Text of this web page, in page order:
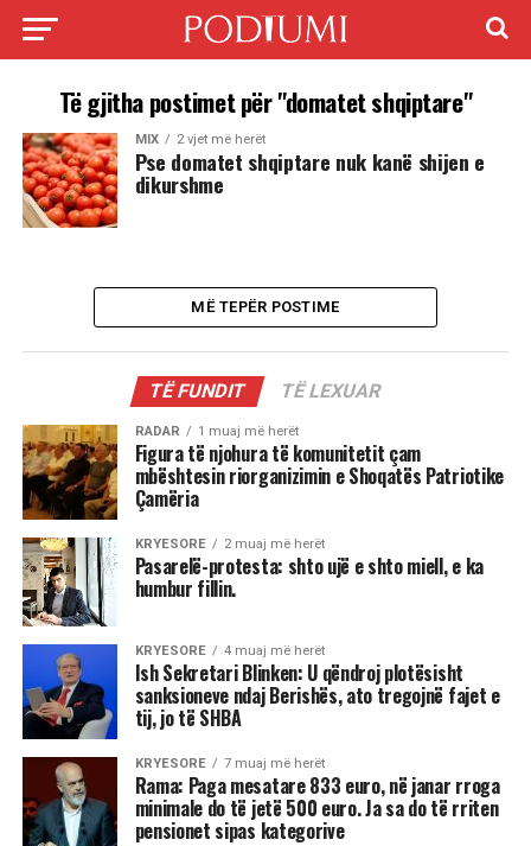
Të gjitha postimet për "domatet shqiptare"
MIX 2 vjet më herët
Pse domatet shqiptare nuk kanë shijen e
dikurshme
MË TEPËR POSTIME
TË FUNDIT TË LEXUAR
RADAR 1 muaj më herët
Figura të njohura të komunitetit çam
mbështesin riorganizimin e Shoqatës Patriotike
Çamëria
KRYESORE 2 muaj më herët
Pasarelë-protesta: shto ujë e shto miell, e ka
humbur fillin.
KRYESORE 4 muaj më herët
Ish Sekretari Blinken: U qëndroj plotësisht
sanksioneve ndaj Berishës, ato tregojnë fajet e
tij, jo të SHBA
KRYESORE 7 muaj më herët
Rama: Paga mesatare 833 euro, në janar rroga
minimale do të jetë 500 euro. Ja sa do të rriten
pensionet sipas kategorive